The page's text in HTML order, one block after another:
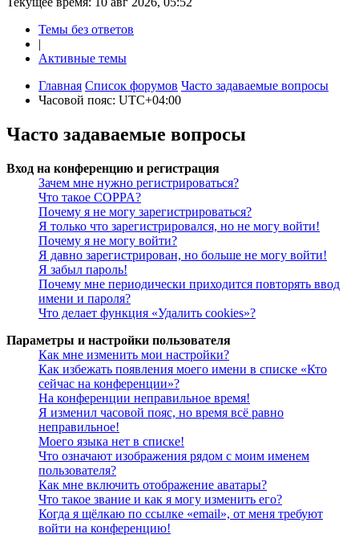
Темы без ответов
|
Активные темы
Главная Список форумов Часто задаваемые вопросы
Часовой пояс: UTC+04:00
Часто задаваемые вопросы
Вход на конференцию и регистрация
Зачем мне нужно регистрироваться?
Что такое COPPA?
Почему я не могу зарегистрироваться?
Я только что зарегистрировался, но не могу войти!
Почему я не могу войти?
Я давно зарегистрирован, но больше не могу войти!
Я забыл пароль!
Почему мне периодически приходится повторять ввод
имени и пароля?
Что делает функция «Удалить cookies»?
Параметры и настройки пользователя
Как мне изменить мои настройки?
Как избежать появления моего имени в списке «Кто
сейчас на конференции»?
На конференции неправильное время!
Я изменил часовой пояс, но время всё равно
неправильное!
Моего языка нет в списке!
Что означают изображения рядом с моим именем
пользователя?
Как мне включить отображение аватары?
Что такое звание и как я могу изменить его?
Когда я щёлкаю по ссылке «email», от меня требуют
войти на конференцию!